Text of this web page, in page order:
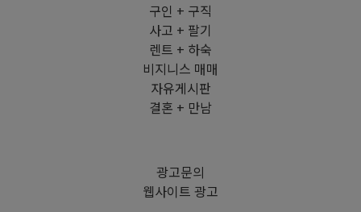
구인 + 구직
사고 + 팔기
렌트 + 하숙
비지니스 매매
자유게시판
결혼 + 만남
광고문의
웹사이트 광고